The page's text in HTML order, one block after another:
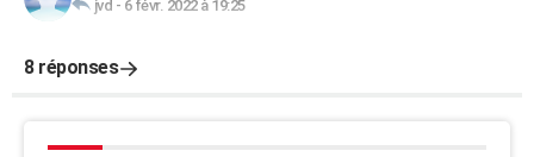
jvd - 6 févr. 2022 à 19:25
8 réponses